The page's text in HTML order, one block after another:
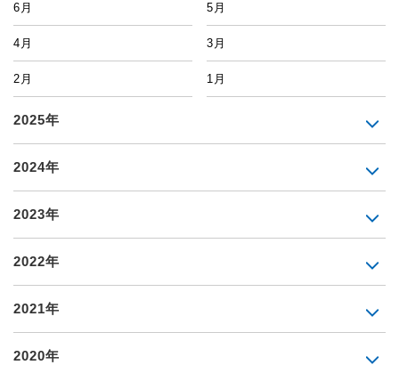
6月 5月
4月 3月
2月 1月
2025年
2024年
2023年
2022年
2021年
2020年